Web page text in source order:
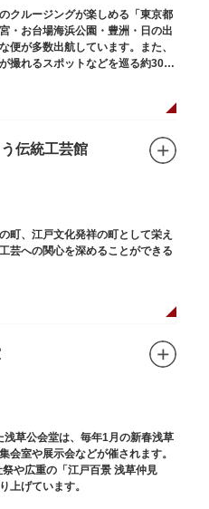
クルージングが楽しめる「東京都
・お台場海浜公園・豊洲・日の出
便が多数出航しています。また、
撮れるスポットなどを巡る約30分
見、隅田川花火大会、クリスマス
ら東京の景色を堪能できるイベン
船など多種多様な船体も魅力。
べるチャータークルーズも行われ
伝統工芸館
町、江戸文化発祥の町として栄え
芸への関心を深めることができる
草公会堂は、毎年1月の新春浅草
会室や展示会などが催されます。
や広重の「江戸百景 浅草仲見
上げています。